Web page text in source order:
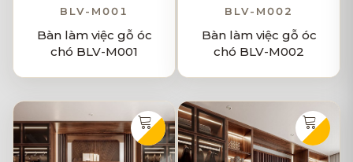
BLV-M001
Bàn làm việc gỗ óc
chó BLV-M001
BLV-M002
Bàn làm việc gỗ óc
chó BLV-M002